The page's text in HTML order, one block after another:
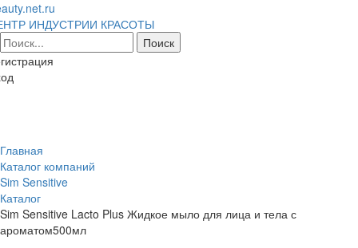
ИНДУСТРИИ КРАСОТЫ
Главная
Каталог компаний
Sim Sensitive
Каталог
Sim Sensitive Lacto Plus Жидкое мыло для лица и тела с
ароматом500мл